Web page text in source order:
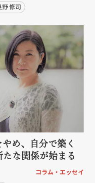
野 修司
め、自分で築く
な関係が始まる
コラム・エッセイ